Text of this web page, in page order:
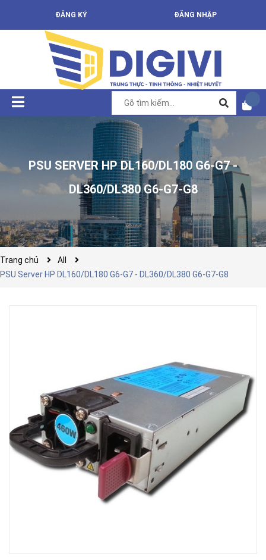
ĐĂNG KÝ ĐĂNG NHẬP
PSU SERVER HP DL160/DL180 G6-G7 -
DL360/DL380 G6-G7-G8
Trang chủ
All
PSU Server HP DL160/DL180 G6-G7 - DL360/DL380 G6-G7-G8